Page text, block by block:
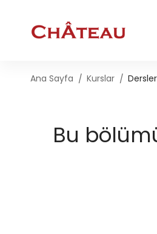
Ana Sayfa Kurslar Dersler
Bu